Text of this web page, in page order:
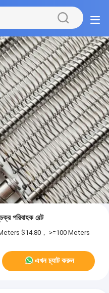
পরিবাহক বেল্ট
$14.80， >=100 Meters
এখন চ্যাট করুন